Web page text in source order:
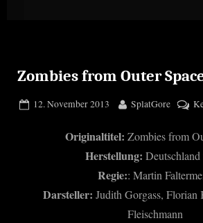
e
Zombies from Outer
Posted
12. November 2013 By
SplatGore
Originaltitel: Zombies from
Herstellung:
Regie:: Martin
Darsteller: Judith Gorgass,
Fleischmann